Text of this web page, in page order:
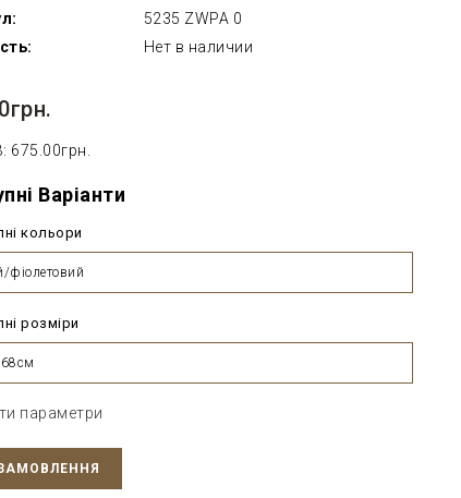
5235 ZWPA 0
Нет в наличии
675.00грн.
Варіанти
кольори
фіолетовий
розміри
параметри